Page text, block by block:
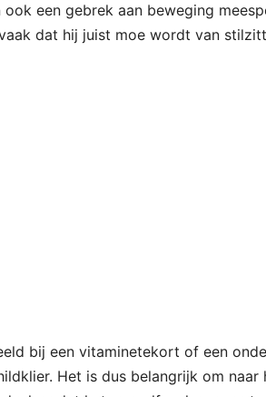
een gebrek aan beweging
dat hij juist moe wordt van
bij een vitaminetekort of een
Het is dus belangrijk om naar